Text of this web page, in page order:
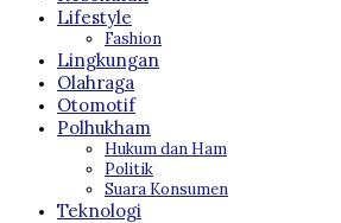
Lifestyle
Fashion
Lingkungan
Olahraga
Otomotif
Polhukham
Hukum dan Ham
Politik
Suara Konsumen
Teknologi